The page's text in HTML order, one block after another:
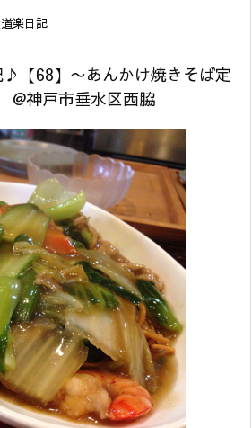
楽日記
【68】〜あんかけ焼きそば定
@神戸市垂水区西脇